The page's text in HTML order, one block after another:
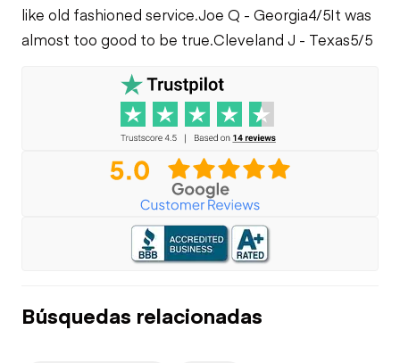
PTO Control
Cooling System
Leaks
Limited Function
Check - Carrier
like old fashioned service.Joe Q - Georgia4/5It was
almost too good to be true.Cleveland J - Texas5/5
Búsquedas relacionadas